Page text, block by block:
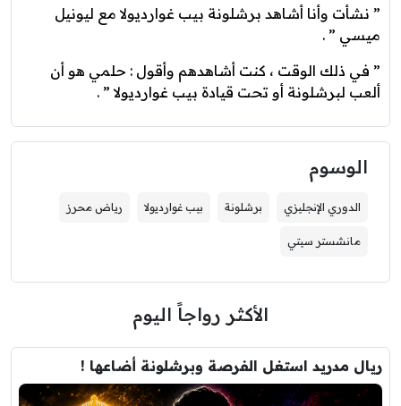
” نشأت وأنا أشاهد برشلونة بيب غوارديولا مع ليونيل
ميسي ” .
” في ذلك الوقت ، كنت أشاهدهم وأقول : حلمي هو أن
ألعب لبرشلونة أو تحت قيادة بيب غوارديولا ” .
الوسوم
الدوري الإنجليزي برشلونة بيب غوارديولا رياض محرز
مانشستر سيتي
الأكثر رواجاً اليوم
ريال مدريد استغل الفرصة وبرشلونة أضاعها !